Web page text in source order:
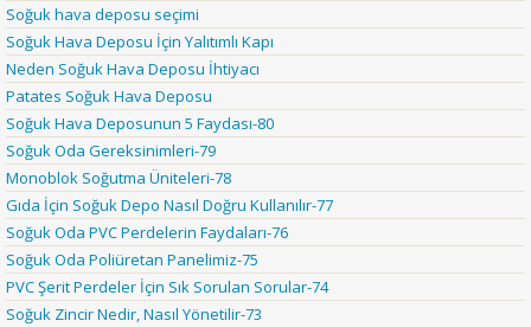
Soğuk hava deposu seçimi
Soğuk Hava Deposu İçin Yalıtımlı Kapı
Neden Soğuk Hava Deposu İhtiyacı
Patates Soğuk Hava Deposu
Soğuk Hava Deposunun 5 Faydası-80
Soğuk Oda Gereksinimleri-79
Monoblok Soğutma Üniteleri-78
Gıda İçin Soğuk Depo Nasıl Doğru Kullanılır-77
Soğuk Oda PVC Perdelerin Faydaları-76
Soğuk Oda Poliüretan Panelimiz-75
PVC Şerit Perdeler İçin Sık Sorulan Sorular-74
Soğuk Zincir Nedir, Nasıl Yönetilir-73